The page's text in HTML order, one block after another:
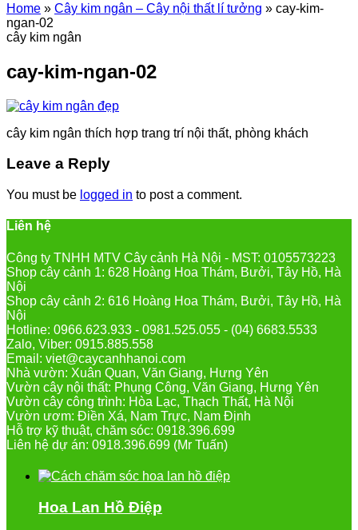
Home » Cây kim ngân – Cây nội thất lí tưởng » cay-kim-
ngan-02
cây kim ngân
cay-kim-ngan-02
cây kim ngân thích hợp trang trí nội thất, phòng khách
Leave a Reply
You must be logged in to post a comment.
Liên hệ
Công ty TNHH MTV Cây cảnh Hà Nội - MST: 0105573223
Shop cây cảnh 1: 628 Hoàng Hoa Thám, Bưởi, Tây Hồ, Hà
Nội
Shop cây cảnh 2: 616 Hoàng Hoa Thám, Bưởi, Tây Hồ, Hà
Nội
Hotline: 0966.623.933 - 0981.525.055 - (04) 6683.5533
Zalo, Viber: 0915.885.558
Email: viet@caycanhhanoi.com
Nhà vườn: Xuân Quan, Văn Giang, Hưng Yên
Vườn cây nội thất: Phụng Công, Văn Giang, Hưng Yên
Vườn cây công trình: Hòa Lạc, Thạch Thất, Hà Nội
Vườn ươm: Điền Xá, Nam Trực, Nam Định
Hỗ trợ kỹ thuật, chăm sóc: 0918.396.699
Liên hệ dự án: 0918.396.699 (Mr Tuấn)
Hoa Lan Hồ Điệp